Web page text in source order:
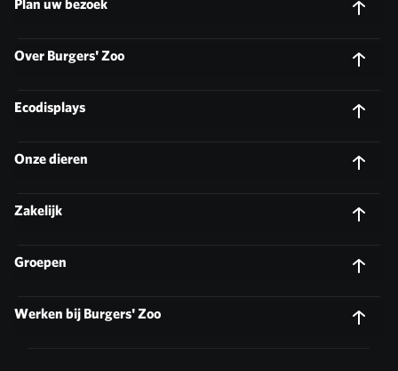
Plan uw bezoek
Over Burgers' Zoo
Ecodisplays
Onze dieren
Zakelijk
Groepen
Werken bij Burgers' Zoo